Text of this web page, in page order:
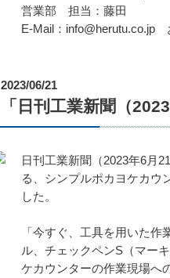
営業部 担当：藤田
E-Mail：info@herutu.co.jp
2023/06/21
「日刊工業新聞（
日刊工業新聞（2023年6月
る、シンプルポカヨケカウ
した。
「今すぐ、工具を用いた
ル、チェックペンS（マー
ケカウンターの作業現場へ